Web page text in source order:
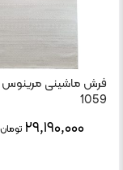
1059
۲۹,۱۹۰,۰۰۰ تومان